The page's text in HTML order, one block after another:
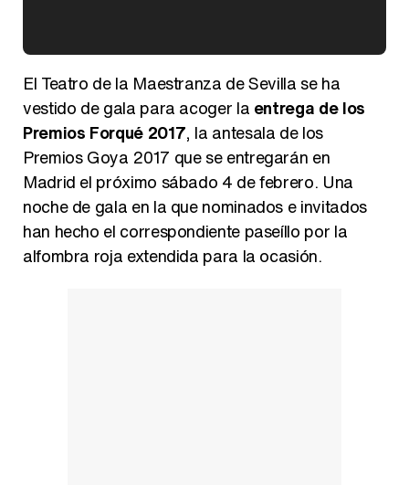
El Teatro de la Maestranza de Sevilla se ha
vestido de gala para acoger la entrega de los
Premios Forqué 2017, la antesala de los
Premios Goya 2017 que se entregarán en
Madrid el próximo sábado 4 de febrero. Una
noche de gala en la que nominados e invitados
han hecho el correspondiente paseíllo por la
alfombra roja extendida para la ocasión.